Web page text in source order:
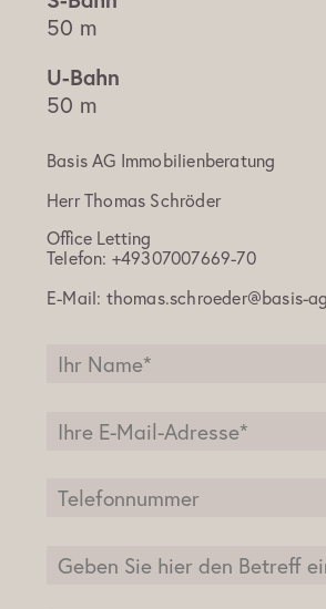
50 m
50 m
Basis AG Immobilienberatung
Herr Thomas Schröder
Office Letting
Telefon: +49307007669-70
E-Mail: thomas.schroeder@basis-